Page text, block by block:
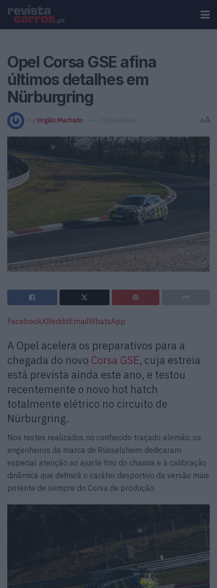
Opel Corsa GSE afina
últimos detalhes em
Nürburgring
by Virgilio Machado 21/04/2026 AA
FacebookXRedditEmailWhatsApp
A Opel acelera os preparativos para a
chegada do novo Corsa GSE, cuja estreia
está prevista ainda este ano, e testou
recentemente o novo hot hatch
totalmente elétrico no circuito de
Nürburgring.
Nos testes realizados no conhecido traçado alemão, os
engenheiros da marca de Rüsselsheim dedicaram
especial atenção ao ajuste fino do chassis e à calibração
dinâmica que definirá o caráter desportivo da versão mais
potente de sempre do Corsa de produção.